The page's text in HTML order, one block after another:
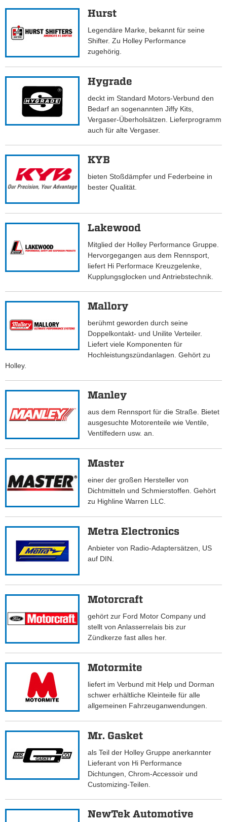
Hurst
Legendäre Marke, bekannt für seine
Shifter. Zu Holley Performance
zugehörig.
Hygrade
deckt im Standard Motors-Verbund den
Bedarf an sogenannten Jiffy Kits,
Vergaser-Überholsätzen. Lieferprogramm
auch für alte Vergaser.
KYB
bieten Stoßdämpfer und Federbeine in
bester Qualität.
Lakewood
Mitglied der Holley Performance Gruppe.
Hervorgegangen aus dem Rennsport,
liefert Hi Performace Kreuzgelenke,
Kupplungsglocken und Antriebstechnik.
Mallory
berühmt geworden durch seine
Doppelkontakt- und Unilite Verteiler.
Liefert viele Komponenten für
Hochleistungszündanlagen. Gehört zu
Holley.
Manley
aus dem Rennsport für die Straße. Bietet
ausgesuchte Motorenteile wie Ventile,
Ventilfedern usw. an.
Master
einer der großen Hersteller von
Dichtmitteln und Schmierstoffen. Gehört
zu Highline Warren LLC.
Metra Electronics
Anbieter von Radio-Adaptersätzen, US
auf DIN.
Motorcraft
gehört zur Ford Motor Company und
stellt von Anlasserrelais bis zur
Zündkerze fast alles her.
Motormite
liefert im Verbund mit Help und Dorman
schwer erhältliche Kleinteile für alle
allgemeinen Fahrzeuganwendungen.
Mr. Gasket
als Teil der Holley Gruppe anerkannter
Lieferant von Hi Performance
Dichtungen, Chrom-Accessoir und
Customizing-Teilen.
NewTek Automotive